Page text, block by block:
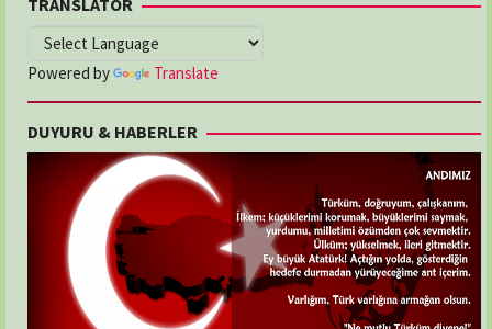
Powered by Translate
DUYURU & HABERLER